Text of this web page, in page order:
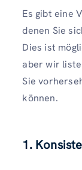
Es gibt eine
denen Sie
Dies ist
aber wir
Sie
können.
1.